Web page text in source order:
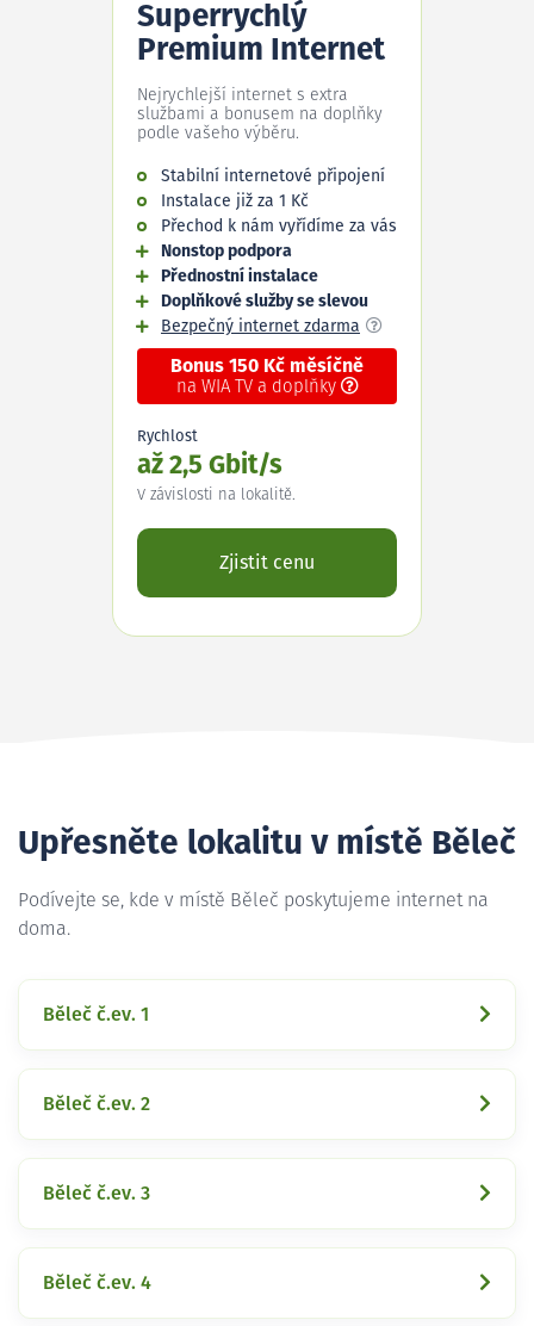
Superrychlý
Premium Internet
Nejrychlejší internet s extra
službami a bonusem na doplňky
podle vašeho výběru.
Stabilní internetové připojení
Instalace již za 1 Kč
Přechod k nám vyřídíme za vás
Nonstop podpora
Přednostní instalace
Doplňkové služby se slevou
Bezpečný internet zdarma
Bonus 150 Kč měsíčně
na WIA TV a doplňky
Rychlost
až 2,5 Gbit/s
V závislosti na lokalitě.
Zjistit cenu
Upřesněte lokalitu v místě Běleč
Podívejte se, kde v místě Běleč poskytujeme internet na
doma.
Běleč č.ev. 1
Běleč č.ev. 2
Běleč č.ev. 3
Běleč č.ev. 4